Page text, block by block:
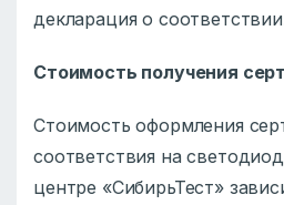
декларация о
Стоимость получения
Стоимость оформления
соответствия на
центре «СибирьТест»